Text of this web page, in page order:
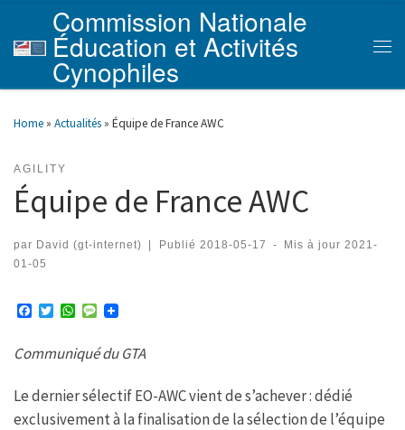
Skip to content
Commission Nationale
Éducation et Activités
Cynophiles
Home » Actualités » Équipe de France AWC
AGILITY
Équipe de France AWC
par David (gt-internet) Publié 2018-05-17 - Mis à jour 2021-
01-05
e
o
k
T
t
r
W
t
p
p
M
s
e
Communiqué du GTA
Le dernier sélectif EO-AWC vient de s’achever : dédié
exclusivement à la finalisation de la sélection de l’équipe